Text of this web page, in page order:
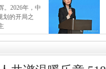
。2026年，中
划的开局之